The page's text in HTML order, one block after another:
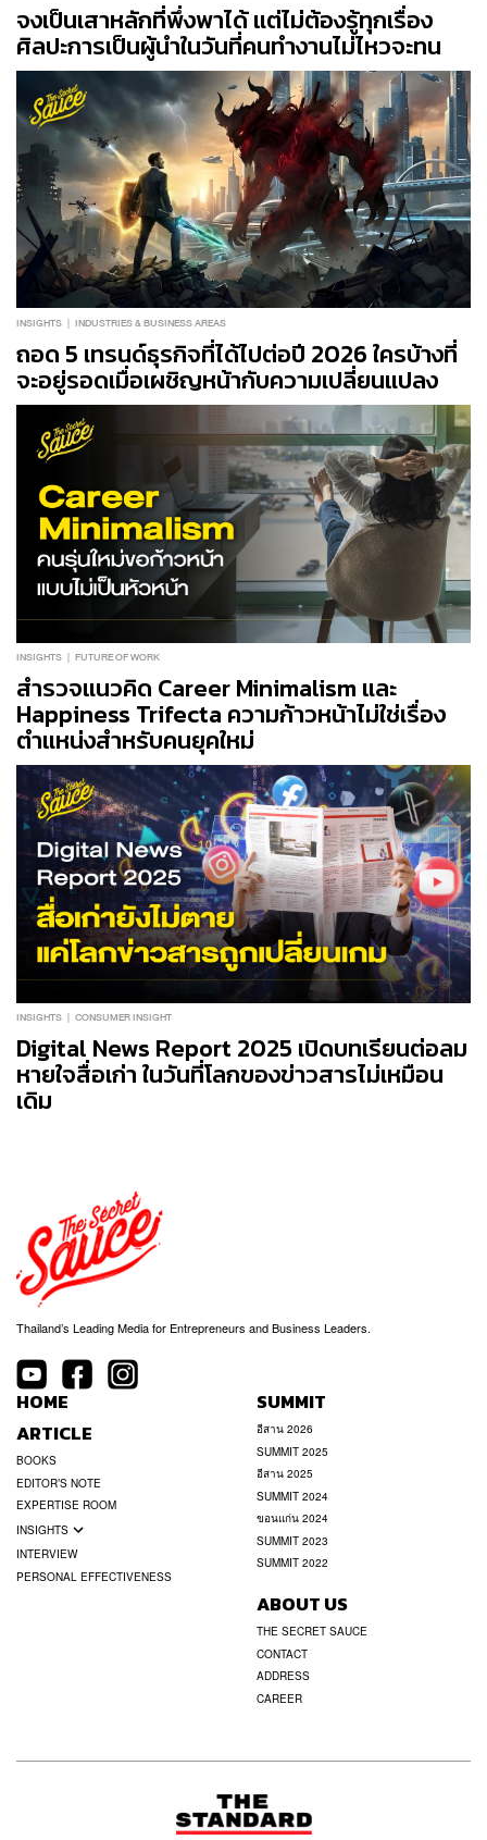
จงเป็นเสาหลักที่พึ่งพาได้ แต่ไม่ต้องรู้ทุกเรื่อง
ศิลปะการเป็นผู้นำในวันที่คนทำงานไม่ไหวจะทน
INSIGHTS INDUSTRIES & BUSINESS AREAS
ถอด 5 เทรนด์ธุรกิจที่ได้ไปต่อปี 2026 ใครบ้างที่
จะอยู่รอดเมื่อเผชิญหน้ากับความเปลี่ยนแปลง
INSIGHTS FUTURE OF WORK
สำรวจแนวคิด Career Minimalism และ
Happiness Trifecta ความก้าวหน้าไม่ใช่เรื่อง
ตำแหน่งสำหรับคนยุคใหม่
INSIGHTS CONSUMER INSIGHT
Digital News Report 2025 เปิดบทเรียนต่อลม
หายใจสื่อเก่า ในวันที่โลกของข่าวสารไม่เหมือน
เดิม
Thailand’s Leading Media for Entrepreneurs and Business Leaders.
HOME
ARTICLE
BOOKS
EDITOR’S NOTE
EXPERTISE ROOM
INSIGHTS
INTERVIEW
PERSONAL EFFECTIVENESS
SUMMIT
อีสาน 2026
SUMMIT 2025
อีสาน 2025
SUMMIT 2024
ขอนแก่น 2024
SUMMIT 2023
SUMMIT 2022
ABOUT US
THE SECRET SAUCE
CONTACT
ADDRESS
CAREER